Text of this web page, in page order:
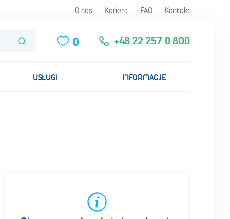
O nas Kariera FAQ Kontakt
0 +48 22 257 0 800
USŁUGI INFORMACJE